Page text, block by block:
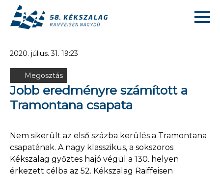
2020. július. 31. 19:23
Megosztás
Jobb eredményre számított a
Tramontana csapata
Nem sikerült az első százba kerülés a Tramontana
csapatának. A nagy klasszikus, a sokszoros
Kékszalag győztes hajó végül a 130. helyen
érkezett célba az 52. Kékszalag Raiffeisen